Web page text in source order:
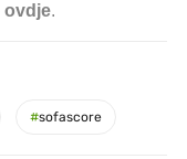
ovdje.
#sofascore